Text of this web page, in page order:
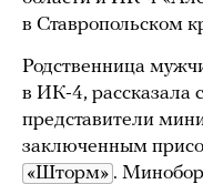
в Ставропольском
Родственница
в ИК-4, рассказала
представители
заключенным
«Шторм» .